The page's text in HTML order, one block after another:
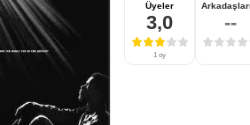
Üyeler
3,0
1 oy
--